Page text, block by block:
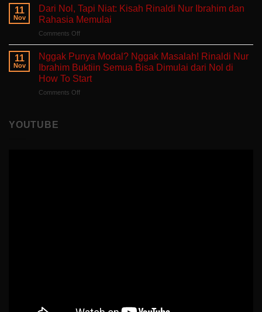
Berjuang
Self-
Healing
ke
Diri
Sendiri
Tanpa
Takut
Salah:
Apa
yang
Ditemukan
Fitria
Saat
Mengajar
di
11
Nov
Dari Nol, Tapi Niat: Kisah Rinaldi Nur Ibrahim dan
Rahasia Memulai
Comments Offon
Tapi
Niat:
Kisah
Rinaldi
11
Nov
Nggak Punya Modal? Nggak Masalah! Rinaldi Nur
Ibrahim Buktiin Semua Bisa Dimulai dari Nol di
How To Start
Comments Offon
YOUTUBE